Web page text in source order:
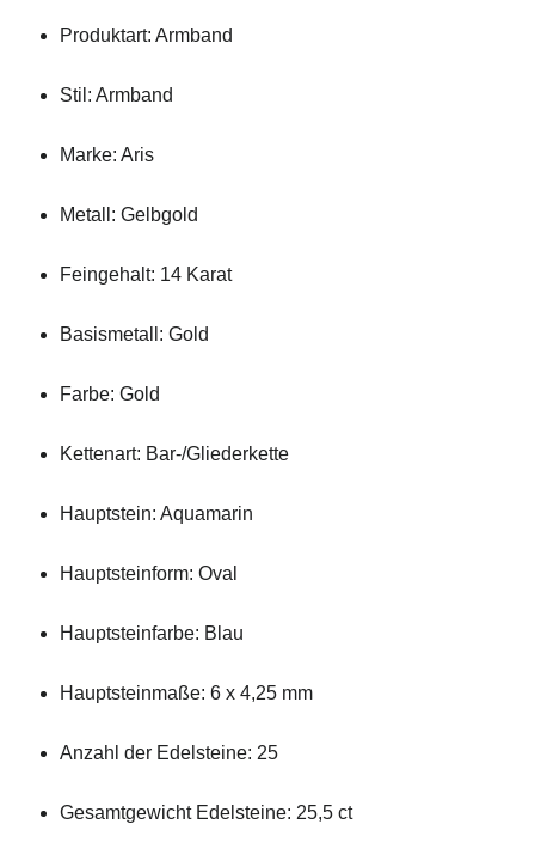
Produktart: Armband
Stil: Armband
Marke: Aris
Metall: Gelbgold
Feingehalt: 14 Karat
Basismetall: Gold
Farbe: Gold
Kettenart: Bar-/Gliederkette
Hauptstein: Aquamarin
Hauptsteinform: Oval
Hauptsteinfarbe: Blau
Hauptsteinmaße: 6 x 4,25 mm
Anzahl der Edelsteine: 25
Gesamtgewicht Edelsteine: 25,5 ct